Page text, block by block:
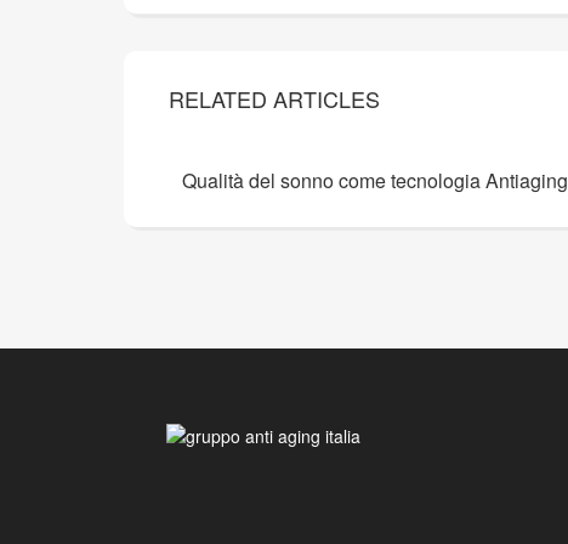
RELATED ARTICLES
Qualità del sonno come tecnologia Antiaging